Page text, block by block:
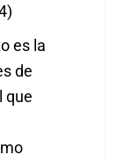
es la
de
que